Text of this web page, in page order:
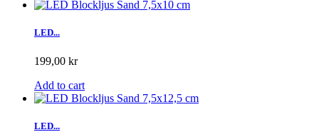
LED...
199,00 kr
Add to cart
LED...